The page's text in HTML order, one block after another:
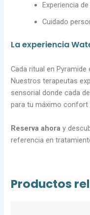
Experiencia
Cuidado
La experiencia
Cada ritual en
Nuestros terapeutas
sensorial donde cada
para tu máximo confort
Reserva ahora y
referencia en
Productos